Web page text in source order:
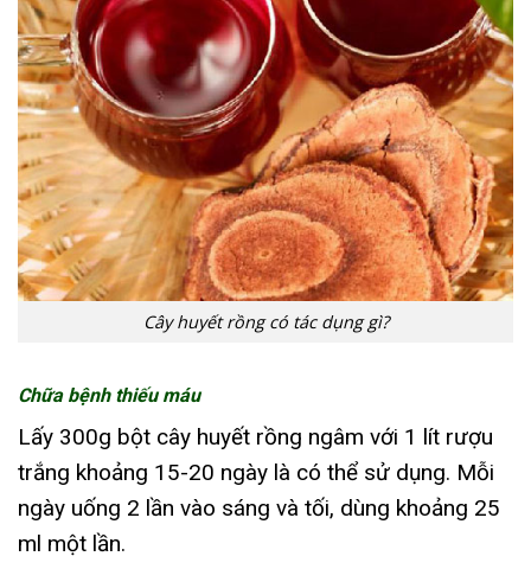
Cây huyết rồng có tác dụng gì?
Chữa bệnh thiếu máu
Lấy 300g bột cây huyết rồng ngâm với 1 lít rượu
trắng khoảng 15-20 ngày là có thể sử dụng. Mỗi
ngày uống 2 lần vào sáng và tối, dùng khoảng 25
ml một lần.